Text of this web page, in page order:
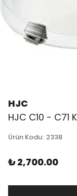
HJC
HJC C10 - C71
Ürün Kodu: 2338
₺ 2,700.00